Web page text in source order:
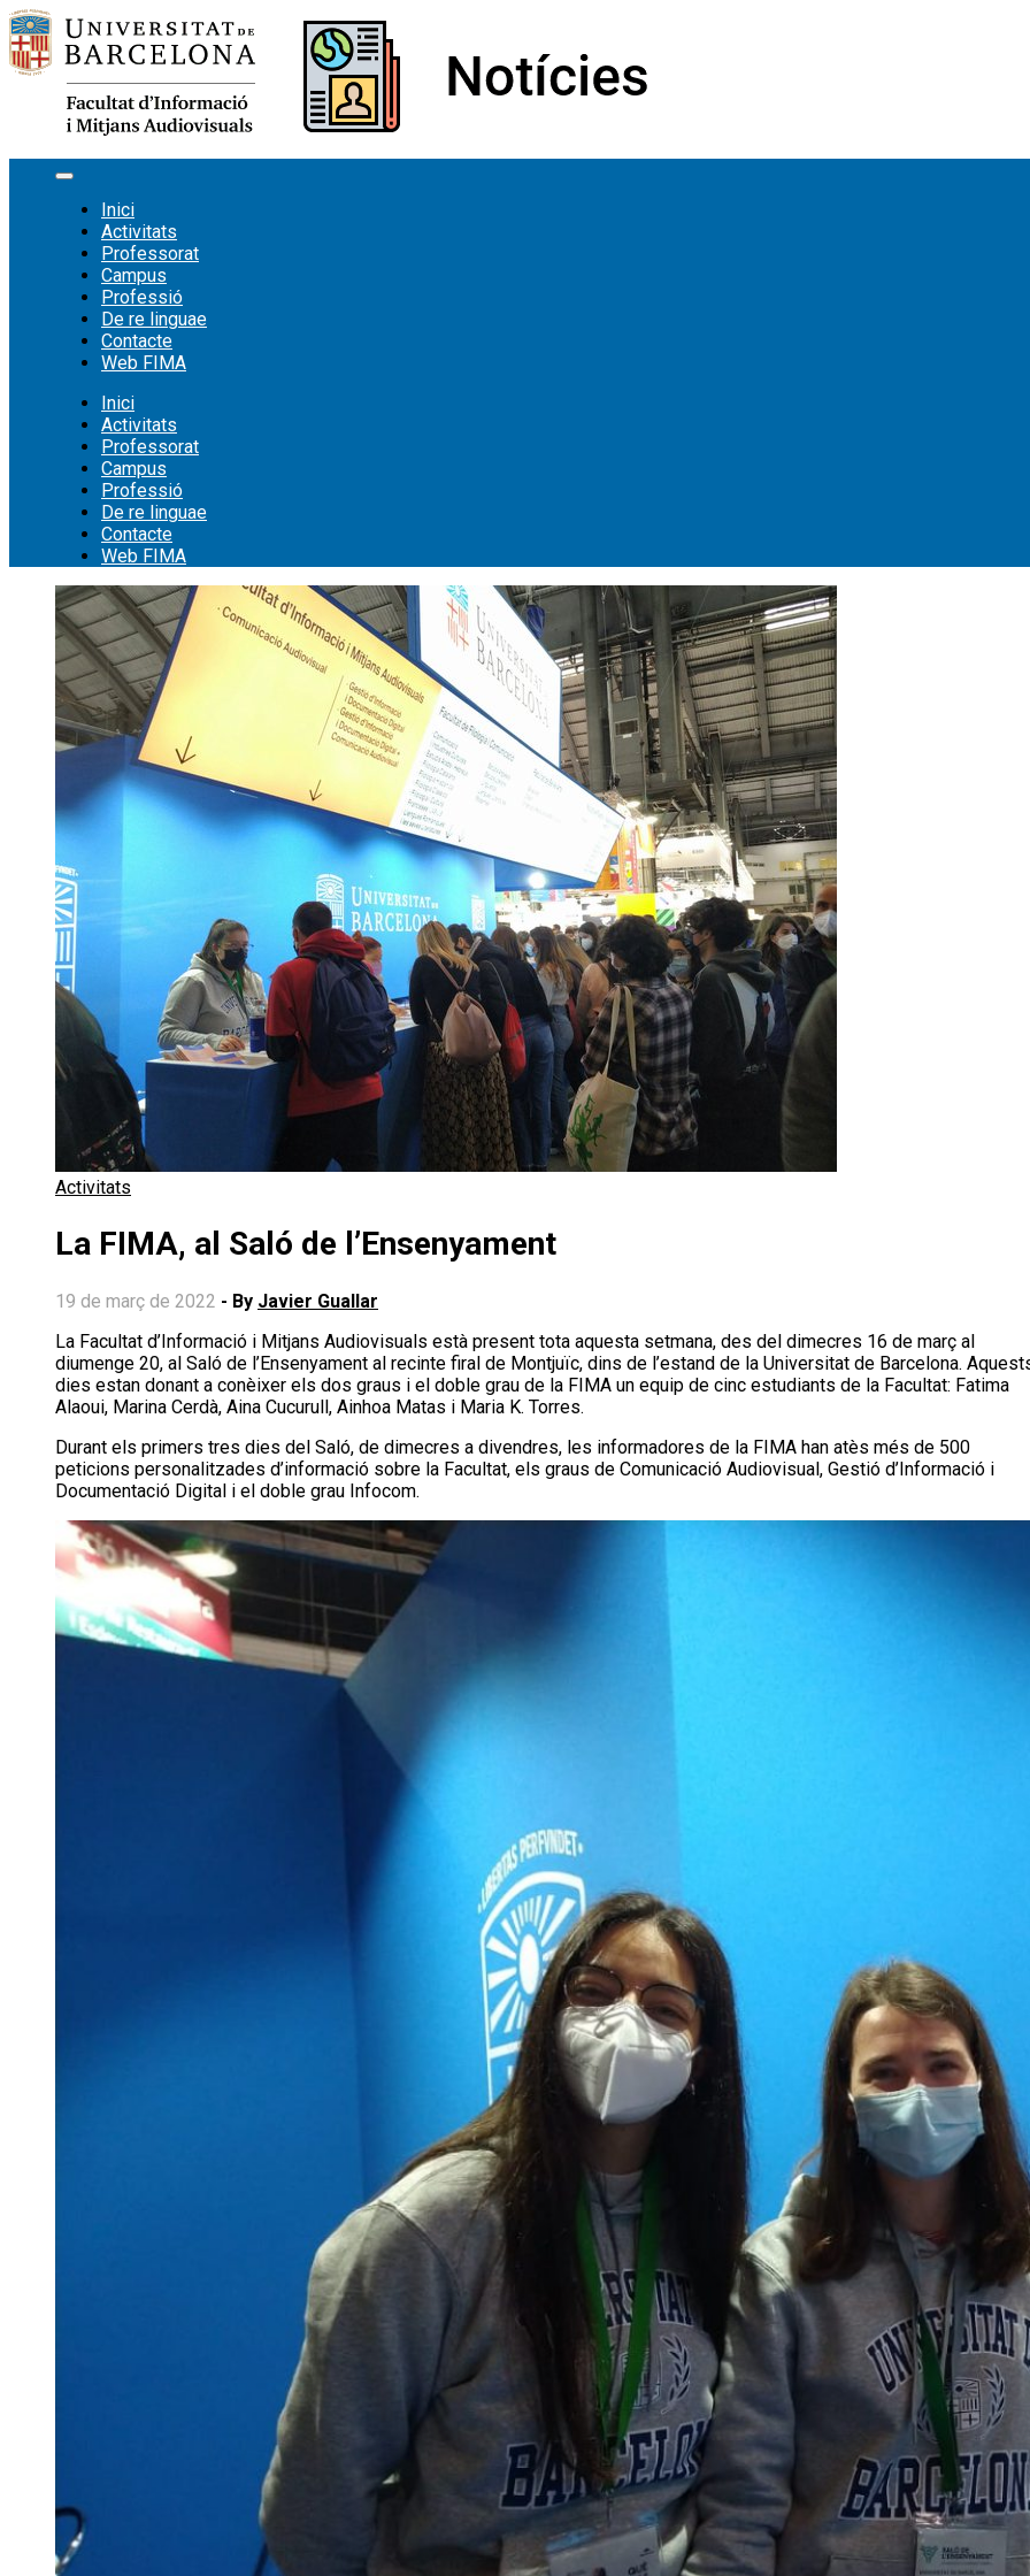
Vés
al
contingut
Inici
Activitats
Professorat
Campus
Professió
De re linguae
Contacte
Web FIMA
Inici
Activitats
Professorat
Campus
Professió
De re linguae
Contacte
Web FIMA
Activitats
La FIMA, al Saló de l’Ensenyament
19 de març de 2022 - By Javier Guallar
La Facultat d’Informació i Mitjans Audiovisuals està present tota aquesta setmana, des del dimecres 16 de març al
diumenge 20, al Saló de l’Ensenyament al recinte firal de Montjuïc, dins de l’estand de la Universitat de Barcelona.
dies estan donant a conèixer els dos graus i el doble grau de la FIMA un equip de cinc estudiants de la Facultat: Fatima
Alaoui, Marina Cerdà, Aina Cucurull, Ainhoa Matas i Maria K. Torres.
Durant els primers tres dies del Saló, de dimecres a divendres, les informadores de la FIMA han atès més de 500
peticions personalitzades d’informació sobre la Facultat, els graus de Comunicació Audiovisual, Gestió d’Informació i
Documentació Digital i el doble grau Infocom.